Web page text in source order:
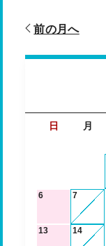
前の月へ
日 月
6 7
13 14